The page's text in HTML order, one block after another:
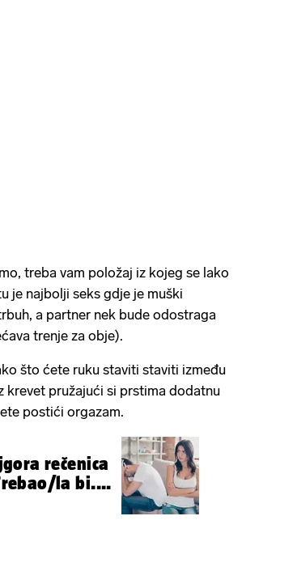
treba vam položaj iz kojeg se lako
je najbolji seks gdje je muški
a partner nek bude odostraga
trenje za obje).
što ćete ruku staviti staviti između
krevet pružajući si prstima dodatnu
postići orgazam.
rečenica
la bi....